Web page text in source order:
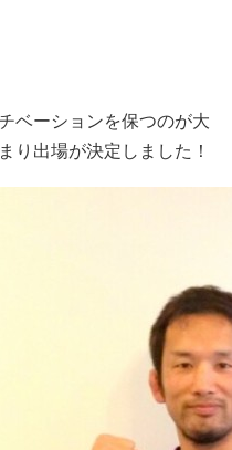
ベーションを保つのが大
り出場が決定しました！